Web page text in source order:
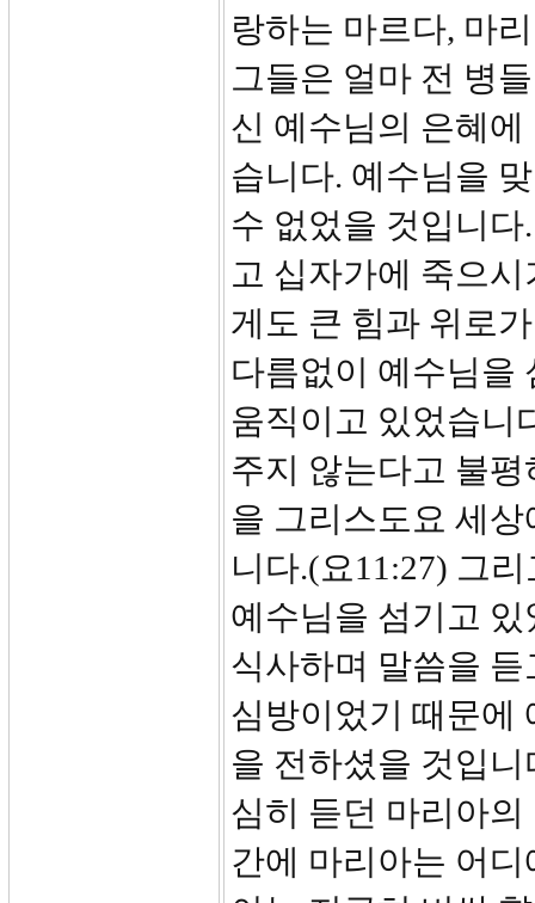
랑하는 마르다, 마
그들은 얼마 전 병
신 예수님의 은혜
습니다. 예수님을
수 없었을 것입니
고 십자가에 죽으
게도 큰 힘과 위로
다름없이 예수님을
움직이고 있었습니
주지 않는다고 불
을 그리스도요 세
니다.(요11:27) 그
예수님을 섬기고
식사하며 말씀을
심방이었기 때문에
을 전하셨을 것입
심히 듣던 마리아
간에 마리아는 어